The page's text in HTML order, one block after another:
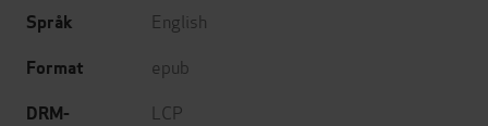
Språk
English
Format epub
DRM-
LCP